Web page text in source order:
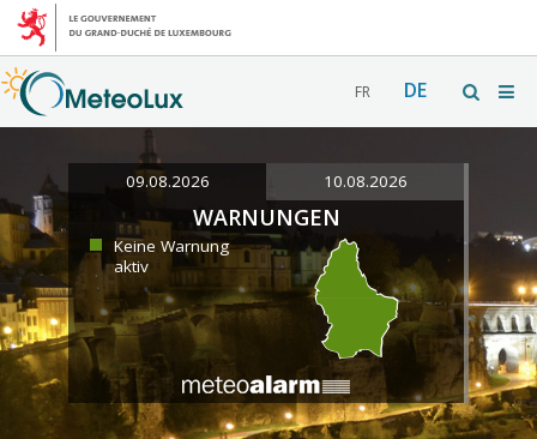
FR DE
09.08.2026 10.08.2026
WARNUNGEN
Keine Warnung
aktiv